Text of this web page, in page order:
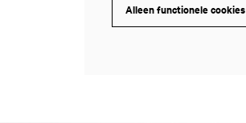
Alleen functionele cookies